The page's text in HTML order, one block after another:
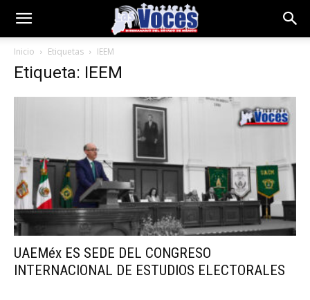
Inicio Etiquetas IEEM
Etiqueta: IEEM
UAEMéx ES SEDE DEL CONGRESO
INTERNACIONAL DE ESTUDIOS ELECTORALES